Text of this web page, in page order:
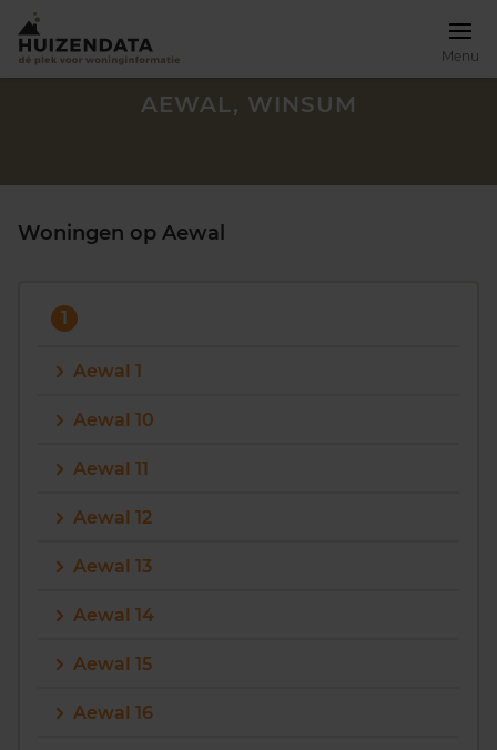
Menu
Maandag t/m vrijdag - 08:00 -18:00
AEWAL, WINSUM
Woningen op Aewal
1
Aewal 1
Aewal 10
Aewal 11
Aewal 12
Aewal 13
Aewal 14
Aewal 15
Aewal 16